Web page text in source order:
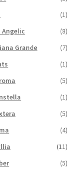
(1)
Angelic
(8)
Grande
(7)
(1)
(5)
(1)
(5)
(4)
(11)
(5)